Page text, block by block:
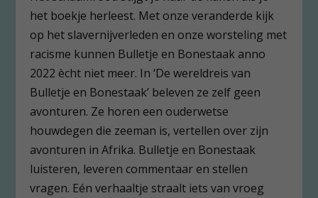
het boekje herleest. Met onze veranderde kijk
op het slavernijverleden en onze worsteling met
racisme kunnen Bulletje en Bonestaak anno
2022 ècht niet meer. In ‘De wereldreis van
Bulletje en Bonestaak’ beleven ze zelf geen
avonturen. Ze horen een ouderwetse
houwdegen die zeeman is, vertellen over zijn
avonturen in Afrika. Bulletje en Bonestaak
luisteren, leveren commentaar en stellen
vragen. Eén verhaaltje straalt iets van vroeg